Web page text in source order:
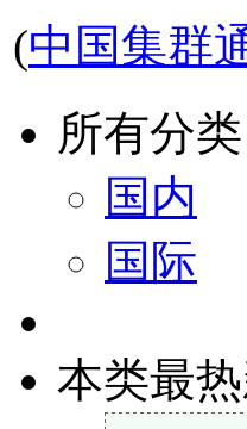
(中国集群
所有分类
国内
国际
本类最